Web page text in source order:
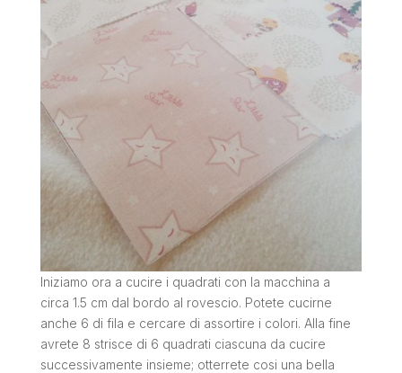
Iniziamo ora a cucire i quadrati con la macchina a
circa 1.5 cm dal bordo al rovescio. Potete cucirne
anche 6 di fila e cercare di assortire i colori. Alla fine
avrete 8 strisce di 6 quadrati ciascuna da cucire
successivamente insieme; otterrete cosi una bella